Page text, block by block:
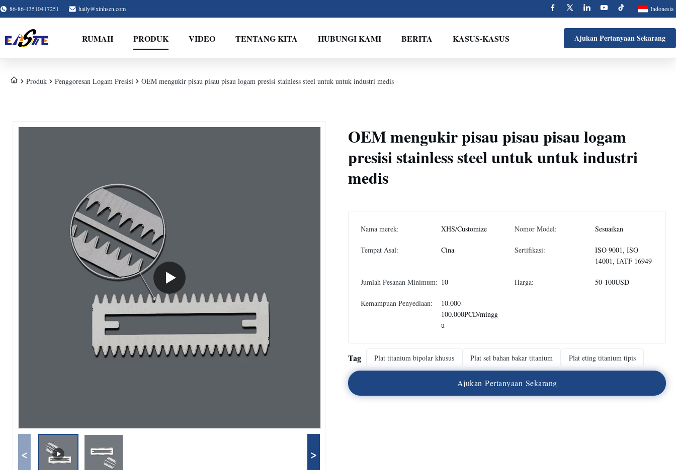
86-86-13510417251 haily@xinhsen.com Indonesia
RUMAH PRODUK VIDEO TENTANG KITA HUBUNGI KAMI BERITA KASUS-KASUS Ajukan Pertanyaan Sekarang
Produk Penggoresan Logam Presisi OEM mengukir pisau pisau pisau logam presisi stainless steel untuk untuk industri medis
< >
OEM mengukir pisau pisau pisau logam
presisi stainless steel untuk untuk industri
medis
Nama merek: XHS/Customize Nomor Model: Sesuaikan
Tempat Asal: Cina Sertifikasi:
ISO 9001, ISO
14001, IATF 16949
Jumlah Pesanan Minimum: 10 Harga: 50-100USD
Kemampuan Penyediaan:
10.000-
100.000PCD/mingg
u
Tag Plat titanium bipolar khusus Plat sel bahan bakar titanium Plat eting titanium tipis
Ajukan Pertanyaan Sekarang